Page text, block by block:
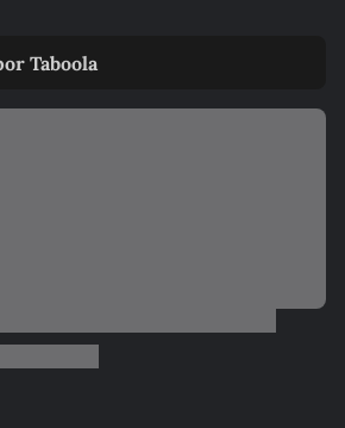
voltar para o Ceará e é...
Alfredo Gaspar a...
Taboola